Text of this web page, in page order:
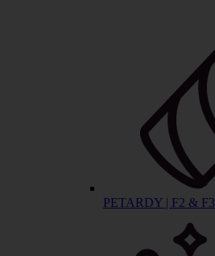
PETARDY | F2 & F3